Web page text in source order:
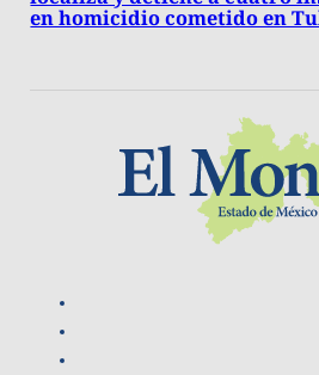
en homicidio cometido en